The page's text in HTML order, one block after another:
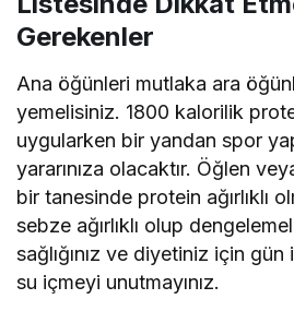
Gerekenler
Ana öğünleri mutlaka ara
yemelisiniz. 1800 kalorilik
uygularken bir yandan spor
yararınıza olacaktır. Öğlen
bir tanesinde protein ağırlıklı
sebze ağırlıklı olup
sağlığınız ve diyetiniz için
su içmeyi unutmayınız.